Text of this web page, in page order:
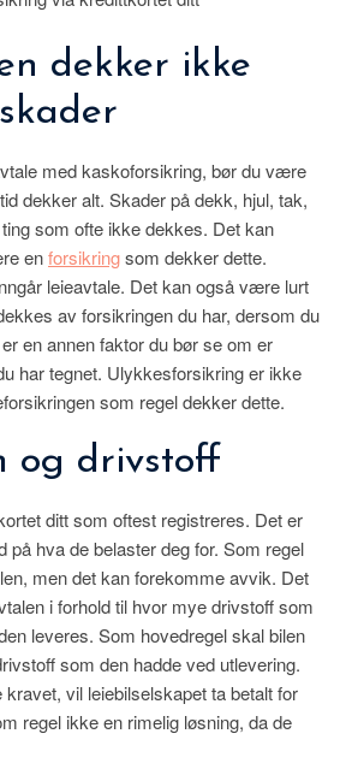
dekker ikke
med kaskoforsikring, bør du være
dekker alt. Skader på dekk, hjul, tak,
som ofte ikke dekkes. Det kan
enforsikringsom dekker dette.
leieavtale. Det kan også være lurt
av forsikringen du har, dersom du
en annen faktor du bør se om er
har tegnet. Ulykkesforsikring er ikke
som regel dekker dette.
og drivstoff
ditt som oftest registreres. Det er
på hva de belaster deg for. Som regel
men det kan forekomme avvik. Det
i forhold til hvor mye drivstoff som
leveres. Som hovedregel skal bilen
som den hadde ved utlevering.
vil leiebilselskapet ta betalt for
regel ikke en rimelig løsning, da de